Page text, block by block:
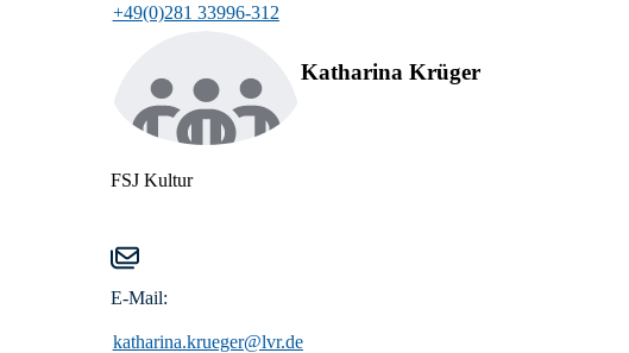
+49(0)281 33996-312
Katharina Krüger
FSJ Kultur
E-Mail:
katharina.krueger@lvr.de